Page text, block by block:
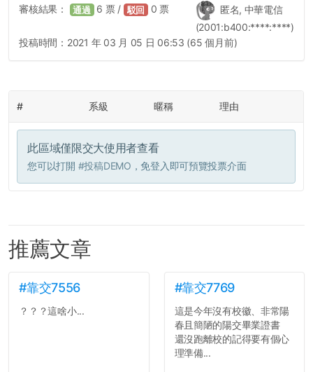
匿名, 中華電信
(2001:b400:****:****)
審核結果： 通過 6 票 / 駁回 0 票
投稿時間： 2021 年 03 月 05 日 06:53 (65 個月前)
# 系級 暱稱 理由
此區域僅限交大使用者查看
您可以打開 #投稿DEMO ，免登入即可預覽投票介面
推薦文章
#靠交7556
？？？這啥小...
#靠交7769
這是今年沒有校徽、非常陽
春且簡陋的陽交畢業證書
還沒跑離校的記得要有個心
理準備...